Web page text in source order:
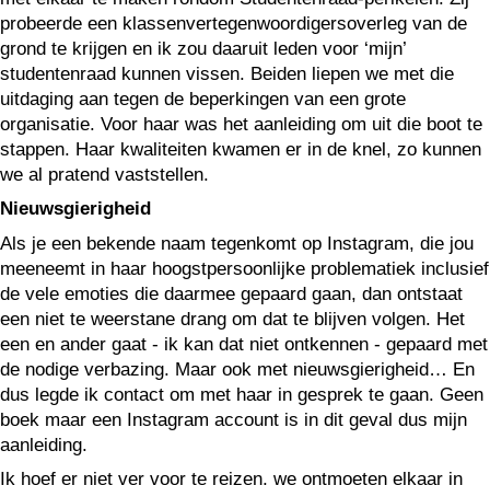
probeerde een klassenvertegenwoordigersoverleg van de
grond te krijgen en ik zou daaruit leden voor ‘mijn’
studentenraad kunnen vissen. Beiden liepen we met die
uitdaging aan tegen de beperkingen van een grote
organisatie. Voor haar was het aanleiding om uit die boot te
stappen. Haar kwaliteiten kwamen er in de knel, zo kunnen
we al pratend vaststellen.
Nieuwsgierigheid
Als je een bekende naam tegenkomt op Instagram, die jou
meeneemt in haar hoogstpersoonlijke problematiek inclusief
de vele emoties die daarmee gepaard gaan, dan ontstaat
een niet te weerstane drang om dat te blijven volgen. Het
een en ander gaat - ik kan dat niet ontkennen - gepaard met
de nodige verbazing. Maar ook met nieuwsgierigheid… En
dus legde ik contact om met haar in gesprek te gaan. Geen
boek maar een Instagram account is in dit geval dus mijn
aanleiding.
Ik hoef er niet ver voor te reizen, we ontmoeten elkaar in